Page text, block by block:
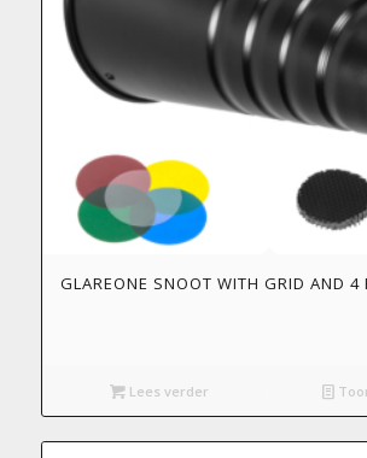
GLAREONE SNOOT WITH GRID AND 4
Lees verder